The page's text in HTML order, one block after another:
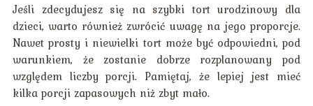
Jeśli zdecydujesz się na szybki tort urodzinowy dla
dzieci, warto również zwrócić uwagę na jego proporcje.
Nawet prosty i niewielki tort może być odpowiedni, pod
warunkiem, że zostanie dobrze rozplanowany pod
względem liczby porcji. Pamiętaj, że lepiej jest mieć
kilka porcji zapasowych niż zbyt mało.